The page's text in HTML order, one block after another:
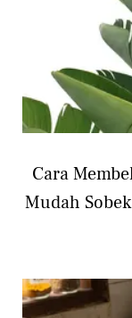
Cara
Mudah